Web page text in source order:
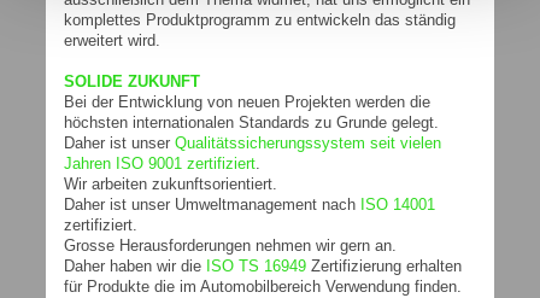
komplettes Produktprogramm zu entwickeln das ständig
erweitert wird.
SOLIDE ZUKUNFT
Bei der Entwicklung von neuen Projekten werden die
höchsten internationalen Standards zu Grunde gelegt.
Daher ist unser Qualitätssicherungssystem seit vielen
Jahren ISO 9001 zertifiziert.
Wir arbeiten zukunftsorientiert.
Daher ist unser Umweltmanagement nach ISO 14001
zertifiziert.
Grosse Herausforderungen nehmen wir gern an.
Daher haben wir die ISO TS 16949 Zertifizierung erhalten
für Produkte die im Automobilbereich Verwendung finden.